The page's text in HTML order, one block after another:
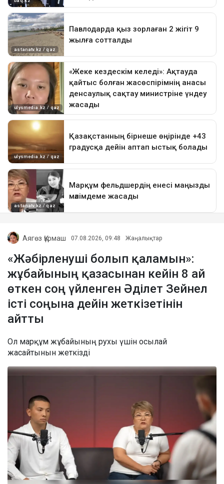
Аягөз Құрмаш 07.08.2026, 09:48 Жаңалықтар
«Жәбірленуші болып қаламын»:
жұбайының қазасынан кейін 8 ай
өткен соң үйленген Әділет Зейнел
істі соңына дейін жеткізетінін
айтты
Ол марқұм жұбайының рухы үшін осылай
жасайтынын жеткізді